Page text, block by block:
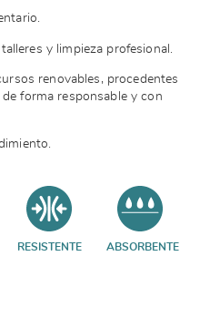
y limpieza profesional.
renovables, procedentes
forma responsable y con
RESISTENTE ABSORBENTE